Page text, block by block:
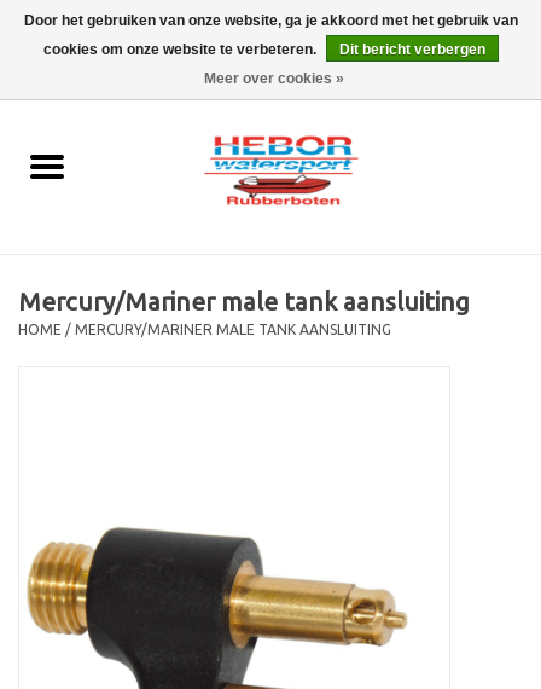
0 Artikelen - €0,00
Outboard
Trailer
Contact
Mercury/Mariner male tank aansluiting
HOME / MERCURY/MARINER MALE TANK AANSLUITING
Door het gebruiken van onze website, ga je akkoord met het gebruik van
cookies om onze website te verbeteren.
Dit bericht verbergen
Meer over cookies »